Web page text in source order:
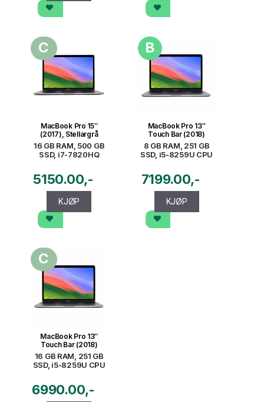
C
MacBook Pro 15″
(2017), Stellargrå
16 GB RAM, 500 GB
SSD, i7-7820HQ
5150.00
KJØP
B
MacBook Pro 13″
Touch Bar (2018)
8 GB RAM, 251 GB
SSD, i5-8259U CPU
7199.00
KJØP
C
MacBook Pro 13″
Touch Bar (2018)
16 GB RAM, 251 GB
SSD, i5-8259U CPU
6990.00